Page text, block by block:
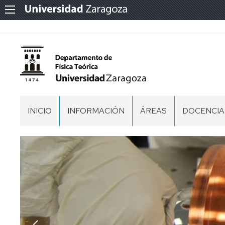
INICIO INFORMACIÓN ÁREAS
ATÓMICA,
MOLECULAR
NUCLEAR
FÍSICA
DOCENCIA
GRADO
EN
FÍSICA
GRADO